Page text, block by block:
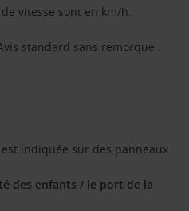
vitesse sont en km/h.
standard sans remorque :
indiquée sur des panneaux.
des enfants / le port de la